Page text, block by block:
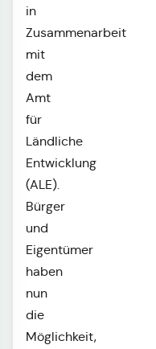
in
Zusammenarbeit
mit
dem
Amt
für
Ländliche
Entwicklung
(ALE).
Bürger
und
Eigentümer
haben
nun
die
Möglichkeit,